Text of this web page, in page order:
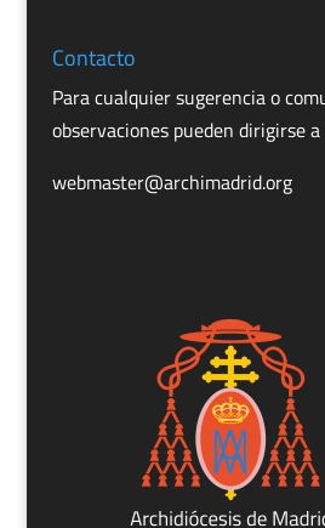
Contacto
Para cualquier sugerencia o
observaciones pueden dirigirse
webmaster@archimadrid.org